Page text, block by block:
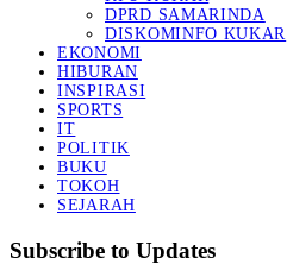
DPRD SAMARINDA
DISKOMINFO KUKAR
EKONOMI
HIBURAN
INSPIRASI
SPORTS
IT
POLITIK
BUKU
TOKOH
SEJARAH
Subscribe to Updates